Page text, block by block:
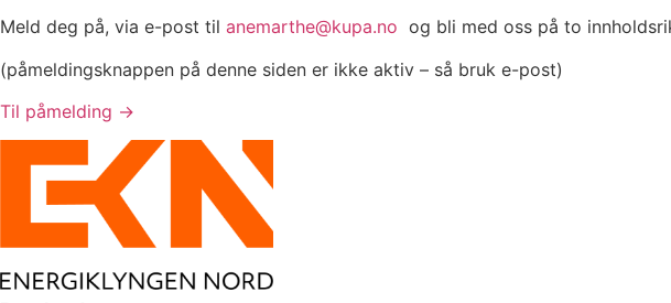
Meld deg på, via e-post til anemarthe@kupa.no og bli med oss på to
(påmeldingsknappen på denne siden er ikke aktiv – så bruk e-post)
Til påmelding ->